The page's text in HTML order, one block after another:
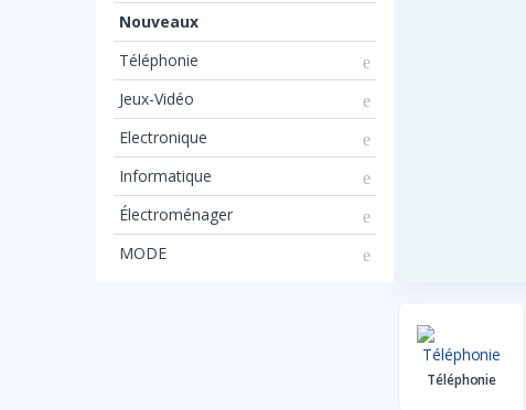
Nouveaux
Téléphonie
Jeux-Vidéo
Electronique
Informatique
Électroménager
MODE
Téléphonie